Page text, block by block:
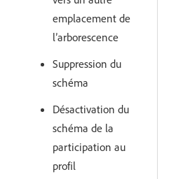
emplacement de
l’arborescence
Suppression du
schéma
Désactivation du
schéma de la
participation au
profil